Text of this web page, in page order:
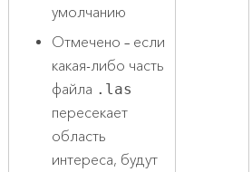
умолчанию
Отмечено – если
какая-либо часть
файла .las
пересекает
область
интереса, будут